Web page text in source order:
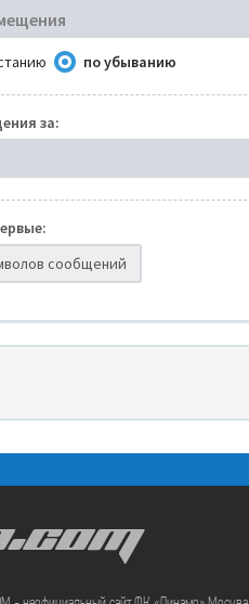
по убыванию
за:
сообщений